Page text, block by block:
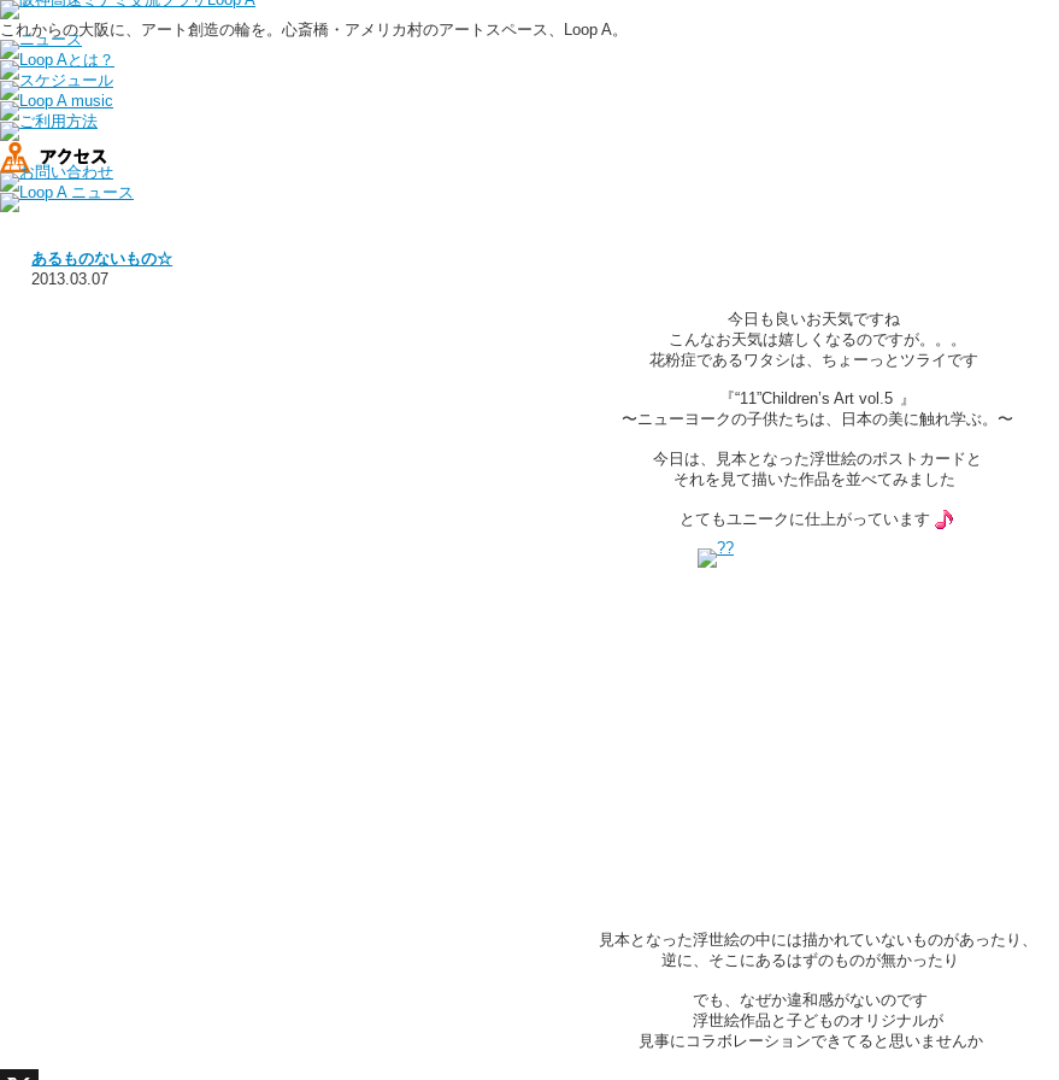
これからの大阪に、アート創造の輪を。心斎橋・アメリカ村のアートスペース、Loop A。
あるものないもの☆
2013.03.07
今日も良いお天気ですね
こんなお天気は嬉しくなるのですが。。。
花粉症であるワタシは、ちょーっとツライです
『“11”Children’s Art vol.5 』
〜ニューヨークの子供たちは、日本の美に触れ学ぶ。〜
今日は、見本となった浮世絵のポストカードと
それを見て描いた作品を並べてみました
とてもユニークに仕上がっています
見本となった浮世絵の中には描かれていないものがあったり、
逆に、そこにあるはずのものが無かったり
でも、なぜか違和感がないのです
浮世絵作品と子どものオリジナルが
見事にコラボレーションできてると思いませんか